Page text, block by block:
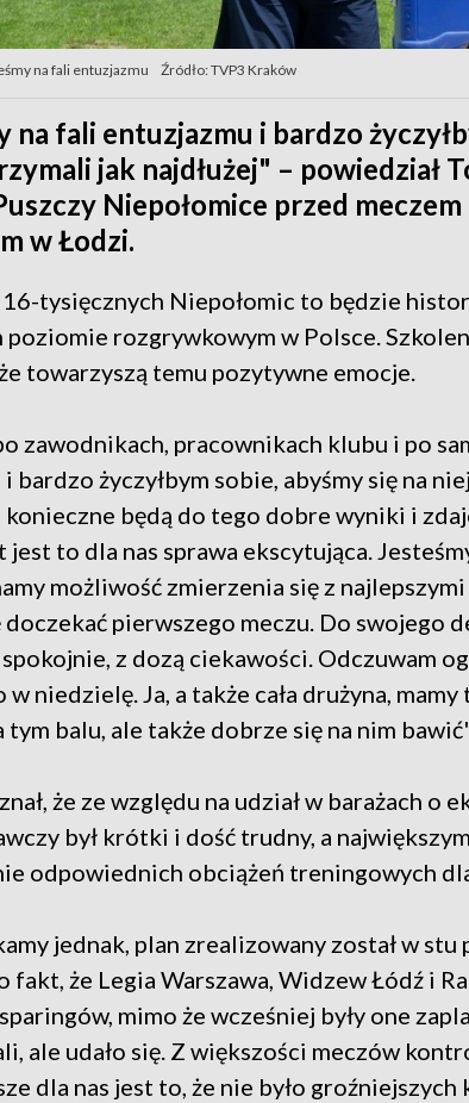
na fali entuzjazmu Źródło: TVP3 Kraków
na fali entuzjazmu i bardzo
jak najdłużej" – powiedział
Niepołomice przed
w Łodzi.
tysięcznych Niepołomic to będzie
poziomie rozgrywkowym w Polsce.
towarzyszą temu pozytywne emocje.
zawodnikach, pracownikach klubu i po
bardzo życzyłbym sobie, abyśmy się na
będą do tego dobre wyniki i
jest to dla nas sprawa ekscytująca.
możliwość zmierzenia się z
doczekać pierwszego meczu. Do swojego
z dozą ciekawości. Odczuwam
w niedzielę. Ja, a także cała drużyna,
tym balu, ale także dobrze się na nim
że ze względu na udział w barażach o
był krótki i dość trudny, a
odpowiednich obciążeń treningowych
jednak, plan zrealizowany został w stu
fakt, że Legia Warszawa, Widzew Łódź i
mimo że wcześniej były one
ale udało się. Z większości meczów
dla nas jest to, że nie było